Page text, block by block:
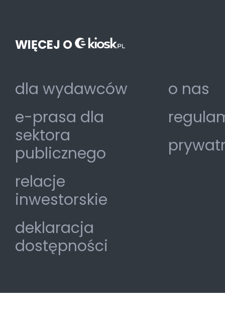
WIĘCEJ O
dla wydawców
e-prasa dla
sektora
publicznego
relacje
inwestorskie
deklaracja
dostępności
o nas